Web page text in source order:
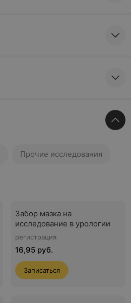
Прочие исследования
Забор мазка на
исследование в урологии
регистрация
16,95 руб.
Записаться